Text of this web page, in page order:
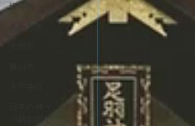
坂井市
あわら市
の越前国で